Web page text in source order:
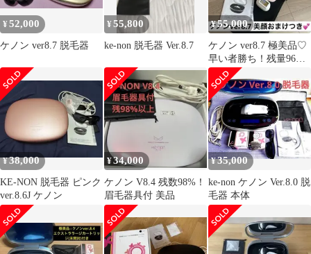
¥52,000
ケノン ver8.7 脱毛器
¥55,800
ke-non 脱毛器 Ver.8.7
¥55,000
ケノン ver8.7 極美品♡
早い者勝ち！残量96%
2023年製 使用頻度低め
¥38,000
KE-NON 脱毛器 ピンク
ver.8.6J ケノン
¥34,000
ケノン V8.4 残数98%！
眉毛器具付 美品
¥35,000
ke-non ケノン Ver.8.0 脱
毛器 本体